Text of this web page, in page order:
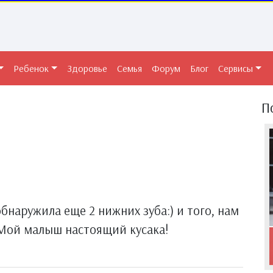
Ребенок Здоровье Семья Форум Блог Сервисы
еще 2 нижних зуба:) и того, нам
малыш настоящий кусака!